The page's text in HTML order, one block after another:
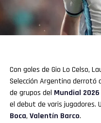
Con goles de Gio Lo Celso,
Selección Argentina derrotó
de grupos del Mundial 2026
el debut de varis jugadores.
Boca, Valentín Barco.